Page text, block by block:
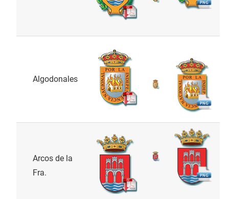
Algodonales
Arcos de la
Fra.